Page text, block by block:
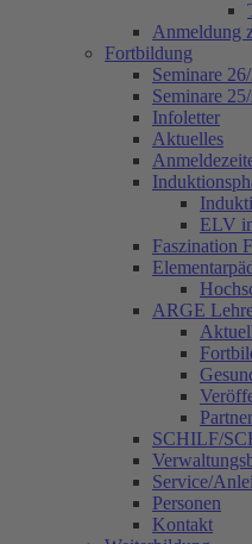
Anmeldung
Fortbildung
Seminare
Seminare
Infoletter
Aktuelles
ELV
Faszination
ARGE
Partner
SCHILF/
Service/
Personen
Kontakt